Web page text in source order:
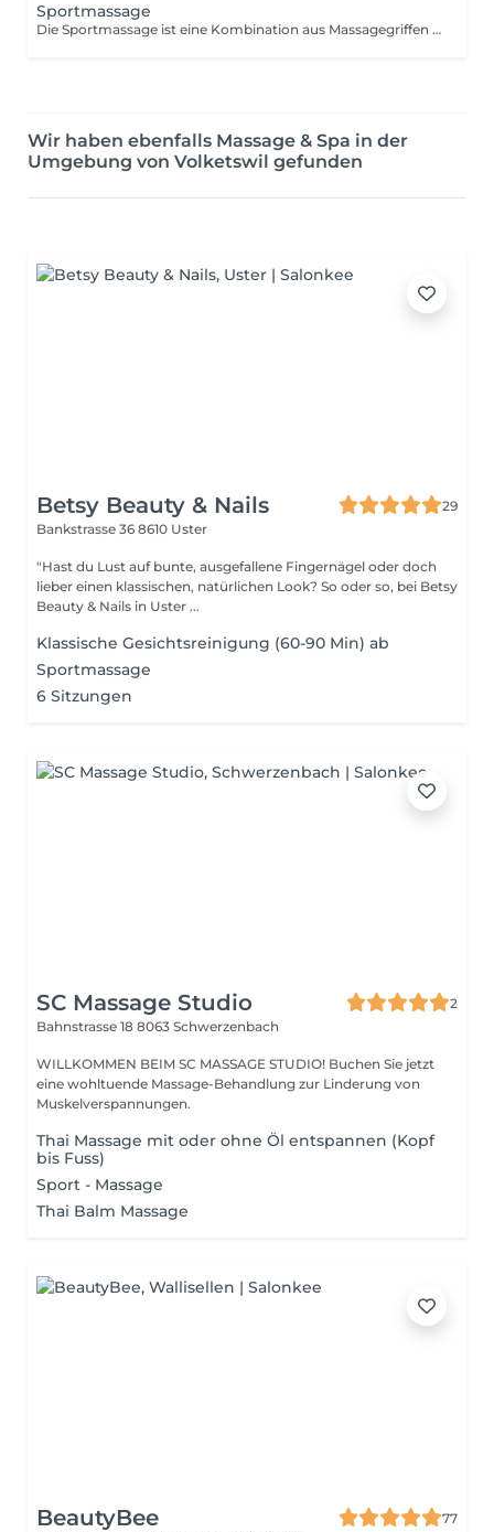
Sportmassage
Die Sportmassage ist eine Kombination aus Massagegriffen der Klassischen Massage. Sie hilft bei Muskelverspannungen oder Beschwerden, die von sportlichen Aktivitäten stammen. Es wird lokal gearbeitet und spezielle Muskelgruppen gezielt behandelt.
Wir haben ebenfalls Massage & Spa in der
Umgebung von Volketswil gefunden
Betsy Beauty & Nails
29
Bankstrasse 36 8610 Uster
"Hast du Lust auf bunte, ausgefallene Fingernägel oder doch
lieber einen klassischen, natürlichen Look? So oder so, bei Betsy
Beauty & Nails in Uster ...
Klassische Gesichtsreinigung (60-90 Min) ab
Sportmassage
6 Sitzungen
SC Massage Studio
2
Bahnstrasse 18 8063 Schwerzenbach
WILLKOMMEN BEIM SC MASSAGE STUDIO! Buchen Sie jetzt
eine wohltuende Massage-Behandlung zur Linderung von
Muskelverspannungen.
Thai Massage mit oder ohne Öl entspannen (Kopf
bis Fuss)
Sport - Massage
Thai Balm Massage
BeautyBee
77